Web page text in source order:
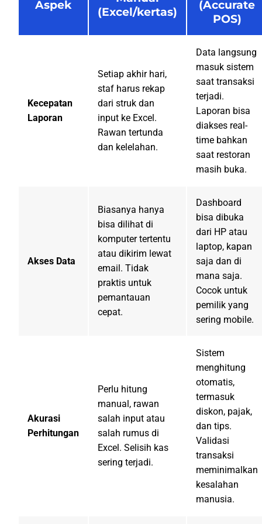
Aspek
(Excel/kertas)
(Accurate
POS)
Kecepatan
Laporan
Setiap akhir hari,
staf harus rekap
dari struk dan
input ke Excel.
Rawan tertunda
dan kelelahan.
Data langsung
masuk sistem
saat transaksi
terjadi.
Laporan bisa
diakses real-
time bahkan
saat restoran
masih buka.
Akses Data
Biasanya hanya
bisa dilihat di
komputer tertentu
atau dikirim lewat
email. Tidak
praktis untuk
pemantauan
cepat.
Dashboard
bisa dibuka
dari HP atau
laptop, kapan
saja dan di
mana saja.
Cocok untuk
pemilik yang
sering mobile.
Akurasi
Perhitungan
Perlu hitung
manual, rawan
salah input atau
salah rumus di
Excel. Selisih kas
sering terjadi.
Sistem
menghitung
otomatis,
termasuk
diskon, pajak,
dan tips.
Validasi
transaksi
meminimalkan
kesalahan
manusia.